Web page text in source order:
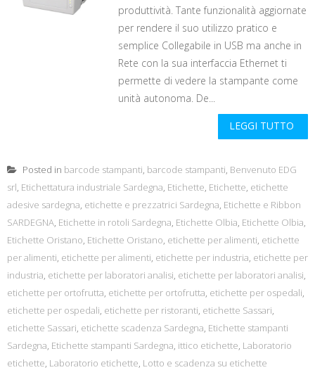
produttività. Tante funzionalità aggiornate
per rendere il suo utilizzo pratico e
semplice Collegabile in USB ma anche in
Rete con la sua interfaccia Ethernet ti
permette di vedere la stampante come
unità autonoma. De...
LEGGI TUTTO
Posted in barcode stampanti, barcode stampanti, Benvenuto EDG
srl, Etichettatura industriale Sardegna, Etichette, Etichette, etichette
adesive sardegna, etichette e prezzatrici Sardegna, Etichette e Ribbon
SARDEGNA, Etichette in rotoli Sardegna, Etichette Olbia, Etichette Olbia,
Etichette Oristano, Etichette Oristano, etichette per alimenti, etichette
per alimenti, etichette per alimenti, etichette per industria, etichette per
industria, etichette per laboratori analisi, etichette per laboratori analisi,
etichette per ortofrutta, etichette per ortofrutta, etichette per ospedali,
etichette per ospedali, etichette per ristoranti, etichette Sassari,
etichette Sassari, etichette scadenza Sardegna, Etichette stampanti
Sardegna, Etichette stampanti Sardegna, ittico etichette, Laboratorio
etichette, Laboratorio etichette, Lotto e scadenza su etichette